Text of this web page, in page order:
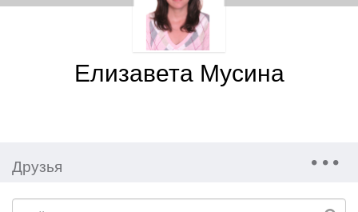
Елизавета Мусина
Друзья